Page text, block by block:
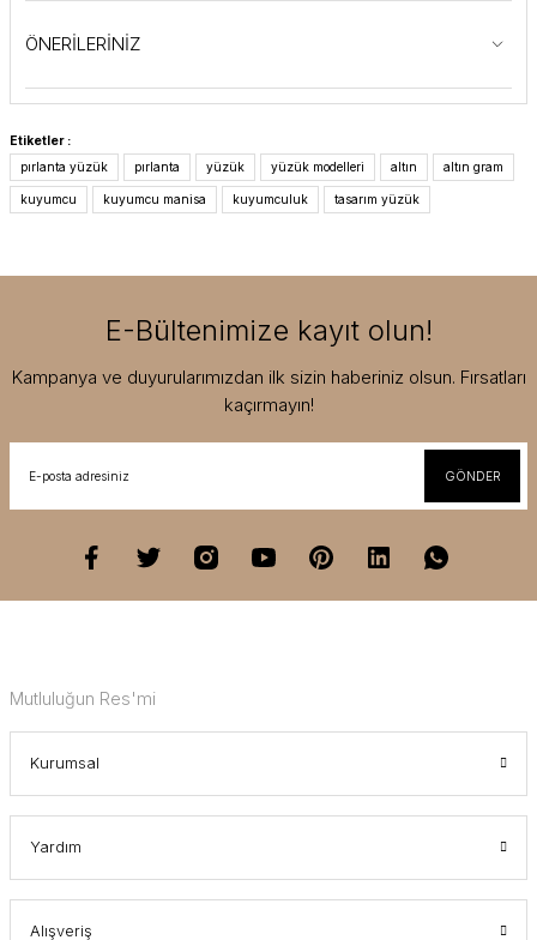
ÖNERİLERİNİZ
Etiketler :
pırlanta yüzük
pırlanta yüzük yüzük modelleri altın altın gram
kuyumcu kuyumcu manisa kuyumculuk tasarım yüzük
E-Bültenimize kayıt olun!
Kampanya ve duyurularımızdan ilk sizin haberiniz olsun. Fırsatları
kaçırmayın!
GÖNDER
Mutluluğun Res'mi
Kurumsal
Yardım
Alışveriş